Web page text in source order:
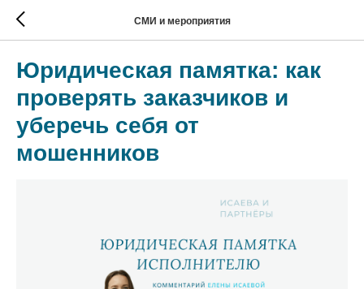
СМИ и мероприятия
Юридическая памятка: как
проверять заказчиков и
уберечь себя от
мошенников